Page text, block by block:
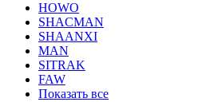
HOWO
SHACMAN
SHAANXI
MAN
SITRAK
FAW
Показать все